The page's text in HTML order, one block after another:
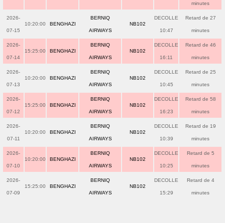
minutes
2026-
07-15
10:20:00 BENGHAZI
BERNIQ
AIRWAYS
NB102
DECOLLE
10:47
Retard de 27
minutes
2026-
07-14
15:25:00 BENGHAZI
BERNIQ
AIRWAYS
NB102
DECOLLE
16:11
Retard de 46
minutes
2026-
07-13
10:20:00 BENGHAZI
BERNIQ
AIRWAYS
NB102
DECOLLE
10:45
Retard de 25
minutes
2026-
07-12
15:25:00 BENGHAZI
BERNIQ
AIRWAYS
NB102
DECOLLE
16:23
Retard de 58
minutes
2026-
07-11
10:20:00 BENGHAZI
BERNIQ
AIRWAYS
NB102
DECOLLE
10:39
Retard de 19
minutes
2026-
07-10
10:20:00 BENGHAZI
BERNIQ
AIRWAYS
NB102
DECOLLE
10:25
Retard de 5
minutes
2026-
07-09
15:25:00 BENGHAZI
BERNIQ
AIRWAYS
NB102
DECOLLE
15:29
Retard de 4
minutes